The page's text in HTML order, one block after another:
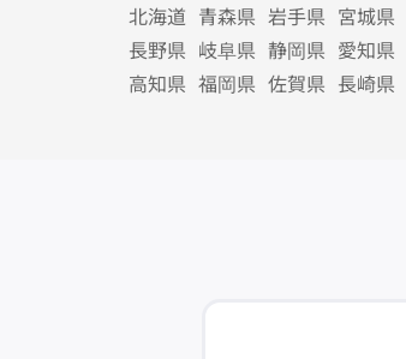
北海道 青森県 岩手県 宮城県
長野県 岐阜県 静岡県 愛知県
高知県 福岡県 佐賀県 長崎県